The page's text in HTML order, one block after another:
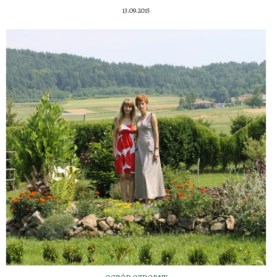
13.09.2015